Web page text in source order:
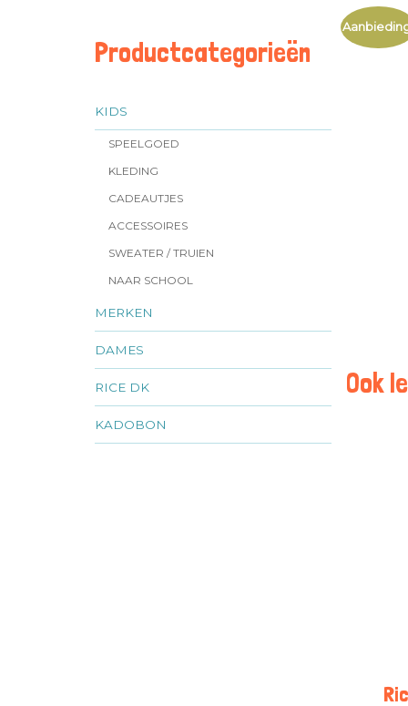
Productcategorieën
KIDS
SPEELGOED
KLEDING
CADEAUTJES
ACCESSOIRES
SWEATER / TRUIEN
NAAR SCHOOL
MERKEN
DAMES
RICE DK
KADOBON
Ook